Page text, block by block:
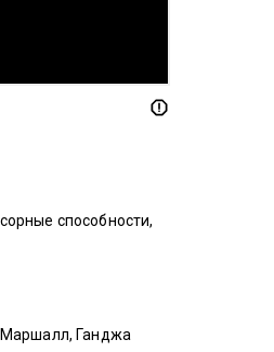
способности,
, Ганджа